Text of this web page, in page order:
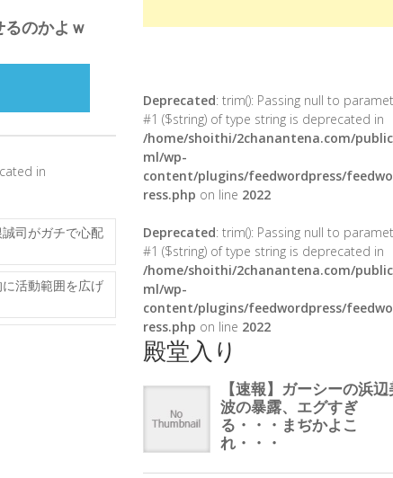
のかよｗ
in
司がガチで心配
活動範囲を広げ
Deprecated: trim(): Passing null to
#1 ($string) of type string is deprecated in
/home/shoithi/2chanantena.com/
ml/wp-
content/plugins/feedwordpress/
ress.php on line 2022
Deprecated: trim(): Passing null to
#1 ($string) of type string is deprecated in
/home/shoithi/2chanantena.com/
ml/wp-
content/plugins/feedwordpress/
ress.php on line 2022
殿堂入り